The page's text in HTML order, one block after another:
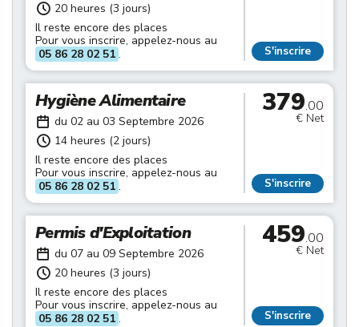
20 heures (3 jours)
Il reste encore des places
Pour vous inscrire, appelez-nous au
05 86 28 02 51 . S'inscrire
Hygiène Alimentaire
du 02 au 03 Septembre 2026
14 heures (2 jours)
Il reste encore des places
Pour vous inscrire, appelez-nous au
05 86 28 02 51 .
379.00
€ Net
S'inscrire
Permis d'Exploitation
du 07 au 09 Septembre 2026
20 heures (3 jours)
Il reste encore des places
Pour vous inscrire, appelez-nous au
05 86 28 02 51 .
459.00
€ Net
S'inscrire